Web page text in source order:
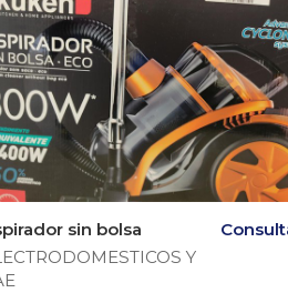
sin bolsa
Y